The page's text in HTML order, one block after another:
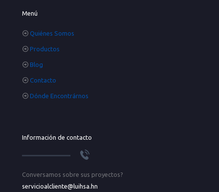
Menú
Quiénes Somos
Productos
Blog
Contacto
Dónde Encontrárnos
Información de contacto
Conversamos sobre sus proyectos?
servicioalcliente@luihsa.hn